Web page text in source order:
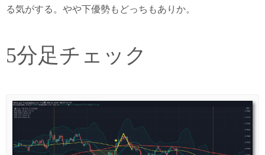
る気がする。やや下優勢もどっちもありか。
5分足チェック